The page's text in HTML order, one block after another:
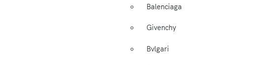
Balenciaga
Givenchy
Bvlgari